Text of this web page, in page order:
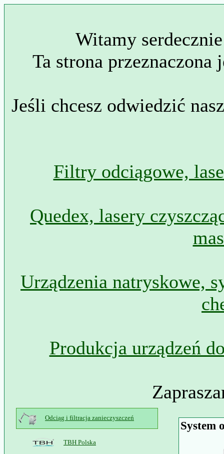
Witamy
Ta strona przeznaczona
Jeśli chcesz odwiedzić
Filtry odciągowe,
Quedex, lasery
Urządzenia natryskowe,
Produkcja urządzeń
Odciąg i filtracja zanieczyszczeń
TBH Polska
System